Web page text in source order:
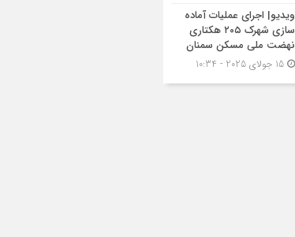
ویدیو| اجرای عملیات آماده
سازی شهرک ۲۰۵ هکتاری
نهضت ملی مسکن سمنان